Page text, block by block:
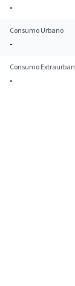
-
Consumo Urbano
-
Consumo
-